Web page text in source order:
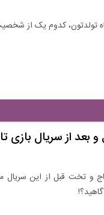
تولدتون، کدوم یک از
و بعد از سریال
و تخت قبل از این